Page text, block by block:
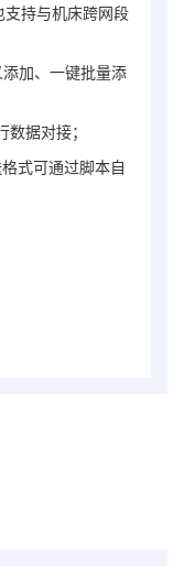
持与机床跨网段
加、一键批量添
据对接；
式可通过脚本自